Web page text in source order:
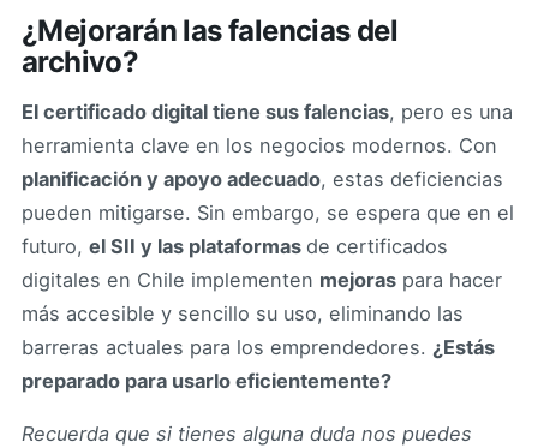
¿Mejorarán las falencias del
archivo?
El certificado digital tiene sus falencias, pero es una
herramienta clave en los negocios modernos. Con
planificación y apoyo adecuado, estas deficiencias
pueden mitigarse. Sin embargo, se espera que en el
futuro, el SII y las plataformas de certificados
digitales en Chile implementen mejoras para hacer
más accesible y sencillo su uso, eliminando las
barreras actuales para los emprendedores. ¿Estás
preparado para usarlo eficientemente?
Recuerda que si tienes alguna duda nos puedes